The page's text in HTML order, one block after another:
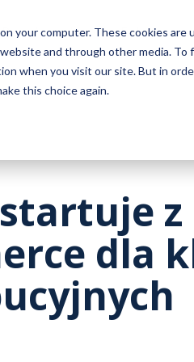
your computer. These cookies
and through other media.
when you visit our site. But in
this choice again.
Rozwiązania
AP
AR
–
Automation
e-
Age
ZEA:
Niemcy:
Case
Klienci
z
dla